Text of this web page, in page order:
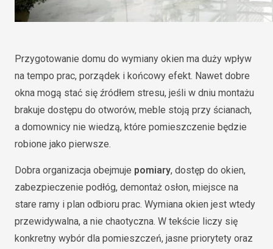
Przygotowanie domu do wymiany okien ma duży wpływ
na tempo prac, porządek i końcowy efekt. Nawet dobre
okna mogą stać się źródłem stresu, jeśli w dniu montażu
brakuje dostępu do otworów, meble stoją przy ścianach,
a domownicy nie wiedzą, które pomieszczenie będzie
robione jako pierwsze.
Dobra organizacja obejmuje pomiary, dostęp do okien,
zabezpieczenie podłóg, demontaż osłon, miejsce na
stare ramy i plan odbioru prac. Wymiana okien jest wtedy
przewidywalna, a nie chaotyczna. W tekście liczy się
konkretny wybór dla pomieszczeń, jasne priorytety oraz